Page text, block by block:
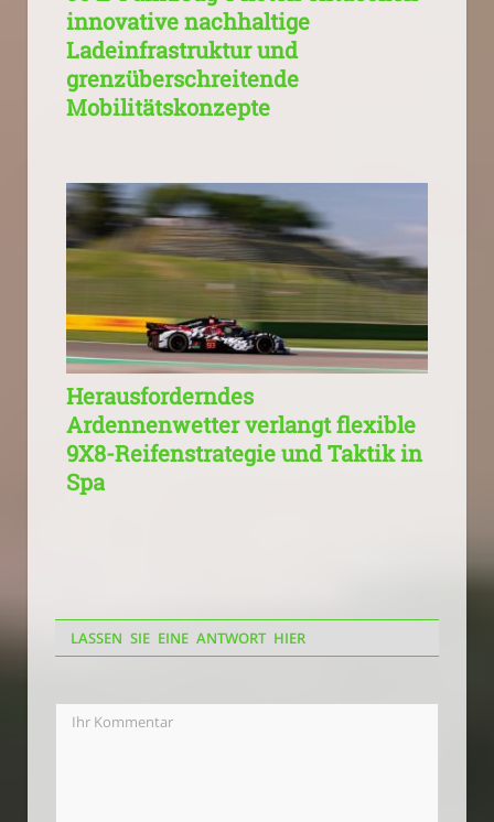
innovative nachhaltige
Ladeinfrastruktur und
grenzüberschreitende
Mobilitätskonzepte
Herausforderndes
Ardennenwetter verlangt flexible
9X8-Reifenstrategie und Taktik in
Spa
LASSEN SIE EINE ANTWORT HIER